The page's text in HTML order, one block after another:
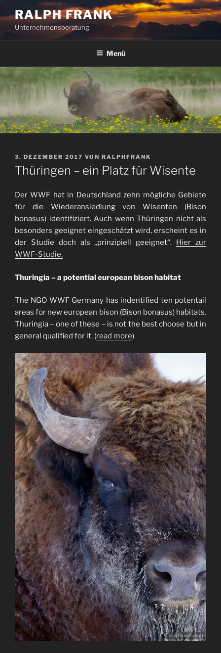
Inhalt
springen
RALPH FRANK
Unternehmensberatung
Menü
VERÖFFENTLICHT
AM
3. DEZEMBER 2017 VON RALPHFRANK
Thüringen – ein Platz für Wisente
Der WWF hat in Deutschland zehn mögliche Gebiete
für die Wiederansiedlung von Wisenten (Bison
bonasus) identifiziert. Auch wenn Thüringen nicht als
besonders geeignet eingeschätzt wird, erscheint es in
der Studie doch als „prinzipiell geeignet“.
Hier zur
WWF-Studie.
Thuringia – a potential european bison habitat
The NGO WWF Germany has indentified ten potentail
areas for new european bison (Bison bonasus) habitats.
Thuringia – one of these – is not the best choose but in
general qualified for it. (read more)